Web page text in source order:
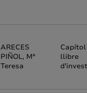
ARECES
PIÑOL, Mª
Teresa
llibre